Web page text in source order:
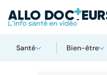
Santé Bien-être